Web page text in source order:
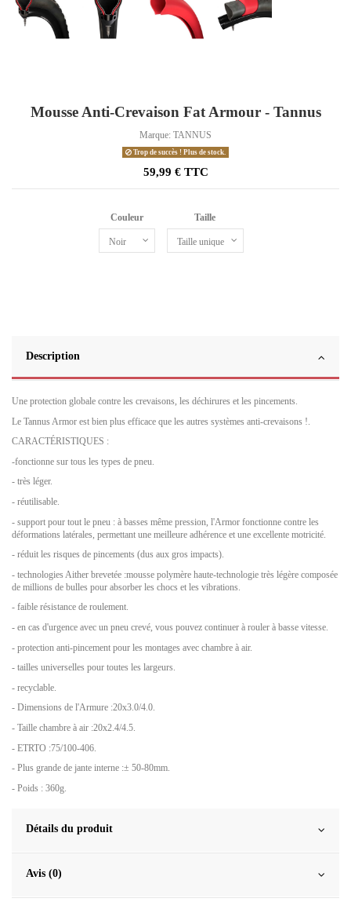
Mousse Anti-Crevaison Fat Armour - Tannus
Marque: TANNUS
Trop de succès ! Plus de stock.
59,99 € TTC
Couleur Taille
Description
Une protection globale contre les crevaisons, les déchirures et les pincements.
Le Tannus Armor est bien plus efficace que les autres systèmes anti-crevaisons !.
CARACTÉRISTIQUES :
-fonctionne sur tous les types de pneu.
- très léger.
- réutilisable.
- support pour tout le pneu : à basses même pression, l'Armor fonctionne contre les
déformations latérales, permettant une meilleure adhérence et une excellente motricité.
- réduit les risques de pincements (dus aux gros impacts).
- technologies Aither brevetée :mousse polymère haute-technologie très légère composée
de millions de bulles pour absorber les chocs et les vibrations.
- faible résistance de roulement.
- en cas d'urgence avec un pneu crevé, vous pouvez continuer à rouler à basse vitesse.
- protection anti-pincement pour les montages avec chambre à air.
- tailles universelles pour toutes les largeurs.
- recyclable.
- Dimensions de l'Armure :20x3.0/4.0.
- Taille chambre à air :20x2.4/4.5.
- ETRTO :75/100-406.
- Plus grande de jante interne :± 50-80mm.
- Poids : 360g.
Détails du produit
Avis (0)